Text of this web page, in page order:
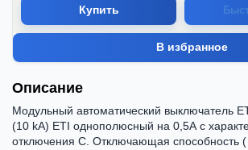
Купить
В избранное
Описание
Модульный автоматический выключатель
(10 kA) ETI однополюсный на 0,5А с
отключения С. Отключающая способность